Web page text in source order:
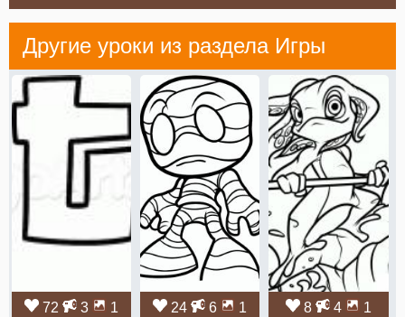
Другие уроки из раздела Игры
72 3
1
24 6
1
8 4
1